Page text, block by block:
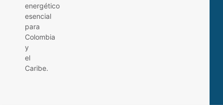
energético
esencial
para
Colombia
y
el
Caribe.